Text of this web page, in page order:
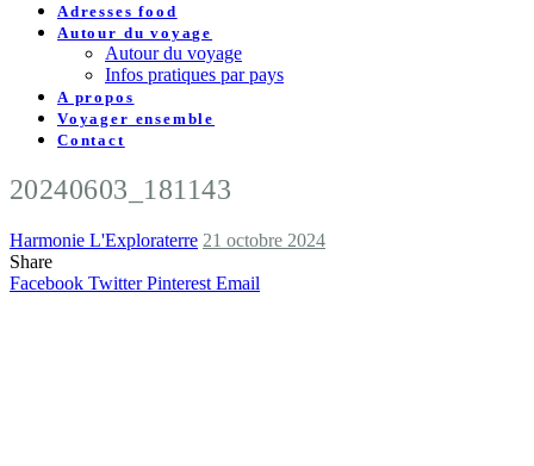
Adresses food
Autour du voyage
Autour du voyage
Infos pratiques par pays
A propos
Voyager ensemble
Contact
20240603_181143
Harmonie L'Exploraterre 21 octobre 2024
Share
Facebook Twitter Pinterest Email